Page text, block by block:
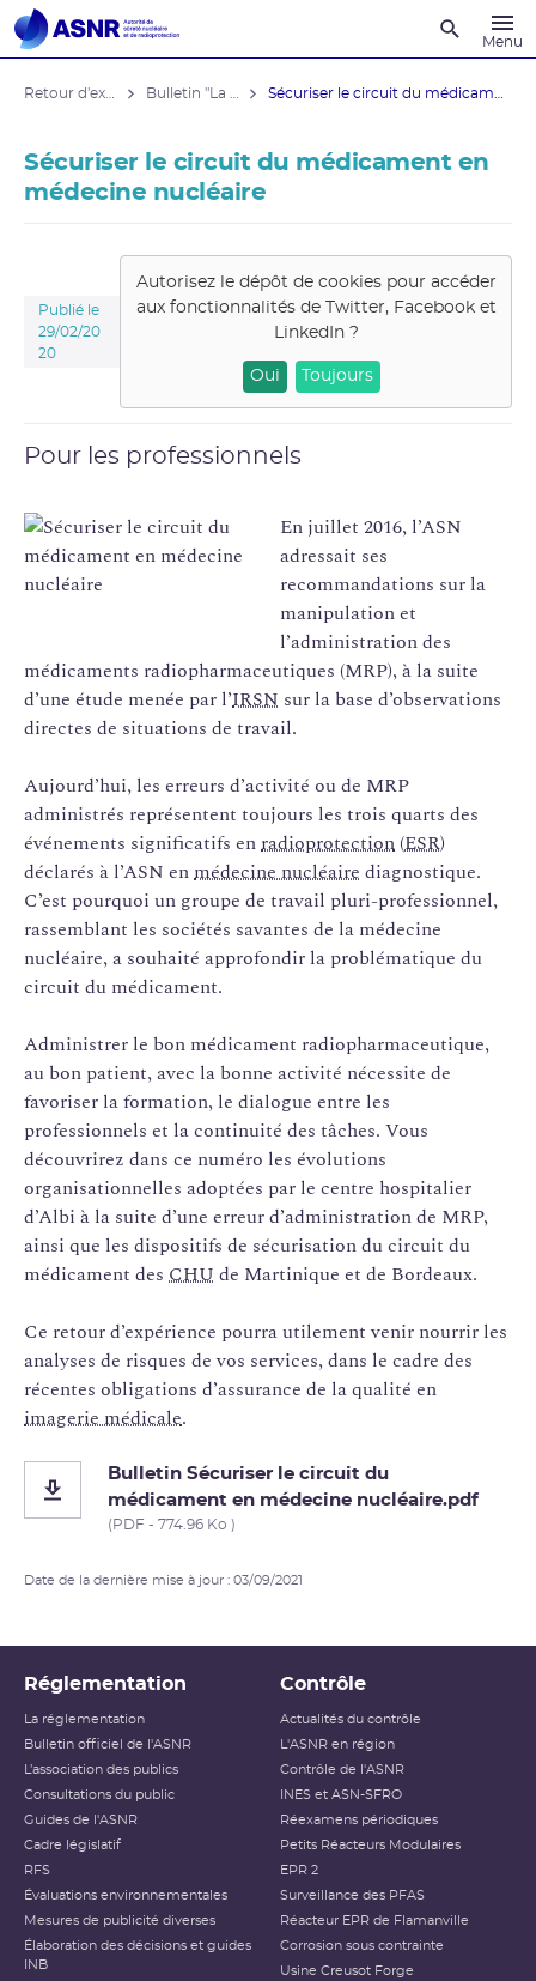
Menu
Sécuriser le circuit du médicament en
médecine nucléaire
Publié le
29/02/20
20
Autorisez le dépôt de cookies pour accéder
aux fonctionnalités de Twitter, Facebook et
LinkedIn?
Oui Toujours
Pour les professionnels
En juillet 2016, l’ASN
adressait ses
recommandations sur la
manipulation et
l’administration des
médicaments radiopharmaceutiques (MRP), à la suite
d’une étude menée par l’IRSN sur la base d’observations
directes de situations de travail.
Aujourd’hui, les erreurs d’activité ou de MRP
administrés représentent toujours les trois quarts des
événements significatifs enradioprotection (ESR)
déclarés à l’ASN enmédecine nucléaire diagnostique.
C’est pourquoi un groupe de travail pluri-professionnel,
rassemblant les sociétés savantes de la médecine
nucléaire, a souhaité approfondir la problématique du
circuit du médicament.
Administrer le bon médicament radiopharmaceutique,
au bon patient, avec la bonne activité nécessite de
favoriser la formation, le dialogue entre les
professionnels et la continuité des tâches. Vous
découvrirez dans ce numéro les évolutions
organisationnelles adoptées par le centre hospitalier
d’Albi à la suite d’une erreur d’administration de MRP,
ainsi que les dispositifs de sécurisation du circuit du
médicament des CHU de Martinique et de Bordeaux.
Ce retour d’expérience pourra utilement venir nourrir les
analyses de risques de vos services, dans le cadre des
récentes obligations d’assurance de la qualité en
imagerie médicale.
Bulletin Sécuriser le circuit du
médicament en médecine nucléaire.pdf
(PDF - 774.96 Ko )
Date de la dernière mise à jour : 03/09/2021
Réglementation
La réglementation
Bulletin officiel de l'ASNR
L’association des publics
Consultations du public
Guides de l'ASNR
Cadre législatif
RFS
Évaluations environnementales
Mesures de publicité diverses
Élaboration des décisions et guides
INB
Contrôle
Actualités du contrôle
L'ASNR en région
Contrôle de l'ASNR
INES et ASN-SFRO
Réexamens périodiques
Petits Réacteurs Modulaires
EPR 2
Surveillance des PFAS
Réacteur EPR de Flamanville
Corrosion sous contrainte
Usine Creusot Forge